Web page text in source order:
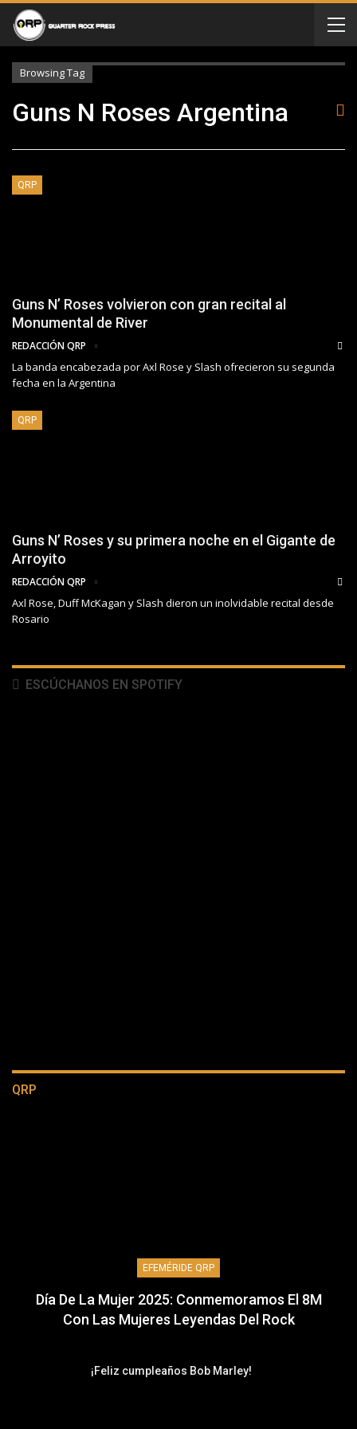
Browsing Tag
Guns N Roses Argentina
QRP
Guns N’ Roses volvieron con gran recital al
Monumental de River
REDACCIÓN QRP
La banda encabezada por Axl Rose y Slash ofrecieron su segunda
fecha en la Argentina
QRP
Guns N’ Roses y su primera noche en el Gigante de
Arroyito
REDACCIÓN QRP
Axl Rose, Duff McKagan y Slash dieron un inolvidable recital desde
Rosario
ESCÚCHANOS EN SPOTIFY
QRP
EFEMÉRIDE QRP
Día De La Mujer 2025: Conmemoramos El 8M
Con Las Mujeres Leyendas Del Rock
¡Feliz cumpleaños Bob Marley!